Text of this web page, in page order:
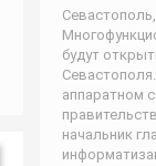
Севастополь,
будут
аппаратном
начальник